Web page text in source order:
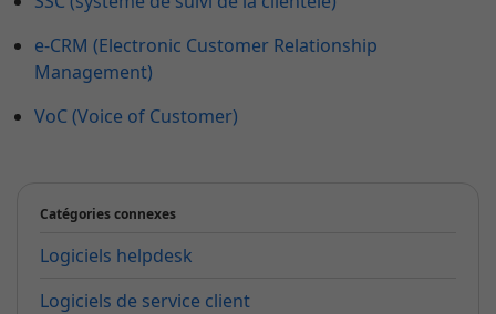
e-CRM (Electronic Customer Relationship
Management)
VoC (Voice of Customer)
Catégories connexes
Logiciels helpdesk
Logiciels de service client